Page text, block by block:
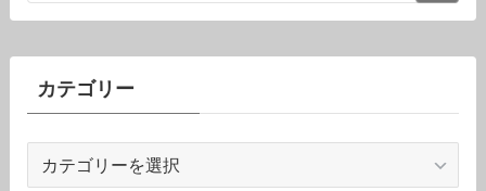
カテゴリー